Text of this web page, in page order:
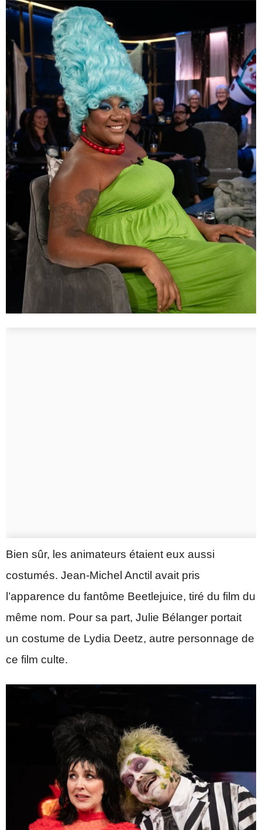
Bien sûr, les animateurs étaient eux aussi
costumés. Jean-Michel Anctil avait pris
l’apparence du fantôme Beetlejuice, tiré du film du
même nom. Pour sa part, Julie Bélanger portait
un costume de Lydia Deetz, autre personnage de
ce film culte.